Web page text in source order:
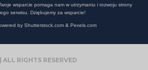
wsparcie pomaga nam w utrzymaniu i rozwoju strony
serwisu. Dziękujemy za wsparcie!
by Shutterstock.com & Pexels.com
RIGHTS RESERVED